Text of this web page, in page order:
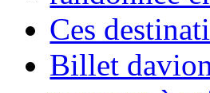
Ces
Billet